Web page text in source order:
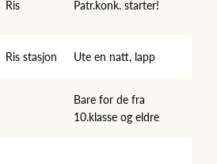
Ris Patr.konk. starter!
Ris stasjon Ute en natt, lapp
Bare for de fra
10.klasse og eldre